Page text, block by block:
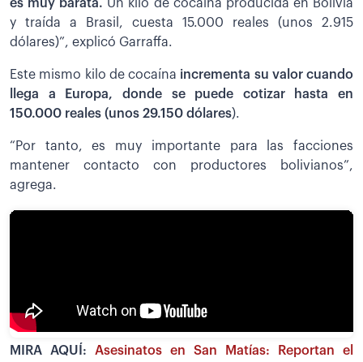
es muy barata. Un kilo de cocaína producida en Bolivia
y traída a Brasil, cuesta 15.000 reales (unos 2.915
dólares)”, explicó Garraffa.
Este mismo kilo de cocaína incrementa su valor cuando
llega a Europa, donde se puede cotizar hasta en
150.000 reales (unos 29.150 dólares).
“Por tanto, es muy importante para las facciones
mantener contacto con productores bolivianos”,
agrega.
MIRA AQUÍ: Asesinatos en San Matías: Reportan el